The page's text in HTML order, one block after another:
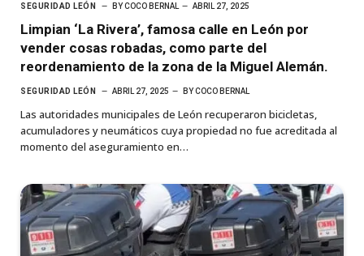
SEGURIDAD LEÓN BYCOCO BERNAL ABRIL 27, 2025
Limpian ‘La Rivera’, famosa calle en León por
vender cosas robadas, como parte del
reordenamiento de la zona de la Miguel Alemán.
SEGURIDAD LEÓN ABRIL 27, 2025 BYCOCO BERNAL
Las autoridades municipales de León recuperaron bicicletas,
acumuladores y neumáticos cuya propiedad no fue acreditada al
momento del aseguramiento en…